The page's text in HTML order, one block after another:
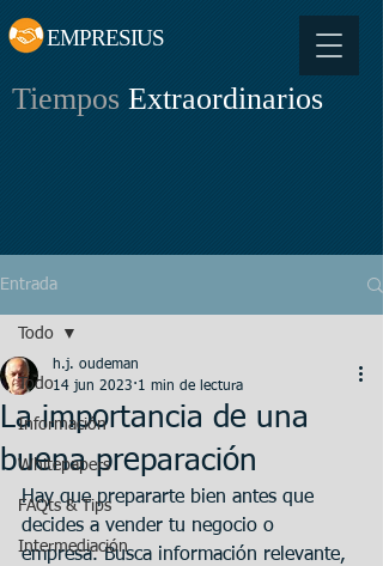
EMPRESIUS
Tiempos Extraordinarios
Entrada
Todo
Información
Whitepapers
FAQts & Tips
Intermediación
Todo
La importancia de una
buena preparación
h.j. oudeman
14 jun 2023 1 min de lectura
Hay que prepararte bien antes que
decides a vender tu negocio o
empresa. Busca información relevante,